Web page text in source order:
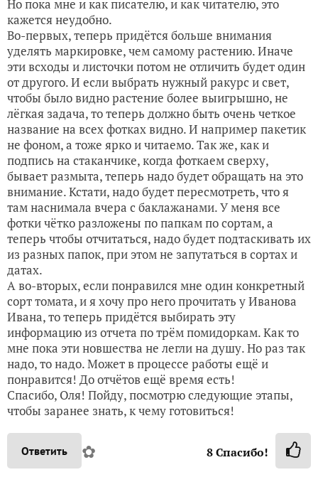
Но пока мне и как писателю, и как читателю, это
кажется неудобно.
Во-первых, теперь придётся больше внимания
уделять маркировке, чем самому растению. Иначе
эти всходы и листочки потом не отличить будет один
от другого. И если выбрать нужный ракурс и свет,
чтобы было видно растение более выигрышно, не
лёгкая задача, то теперь должно быть очень четкое
название на всех фотках видно. И например пакетик
не фоном, а тоже ярко и читаемо. Так же, как и
подпись на стаканчике, когда фоткаем сверху,
бывает размыта, теперь надо будет обращать на это
внимание. Кстати, надо будет пересмотреть, что я
там наснимала вчера с баклажанами. У меня все
фотки чётко разложены по папкам по сортам, а
теперь чтобы отчитаться, надо будет подтаскивать их
из разных папок, при этом не запутаться в сортах и
датах.
А во-вторых, если понравился мне один конкретный
сорт томата, и я хочу про него прочитать у Иванова
Ивана, то теперь придётся выбирать эту
информацию из отчета по трём помидоркам. Как то
мне пока эти новшества не легли на душу. Но раз так
надо, то надо. Может в процессе работы ещё и
понравится! До отчётов ещё время есть!
Спасибо, Оля! Пойду, посмотрю следующие этапы,
чтобы заранее знать, к чему готовиться!
Ответить ✿ 8Спасибо!